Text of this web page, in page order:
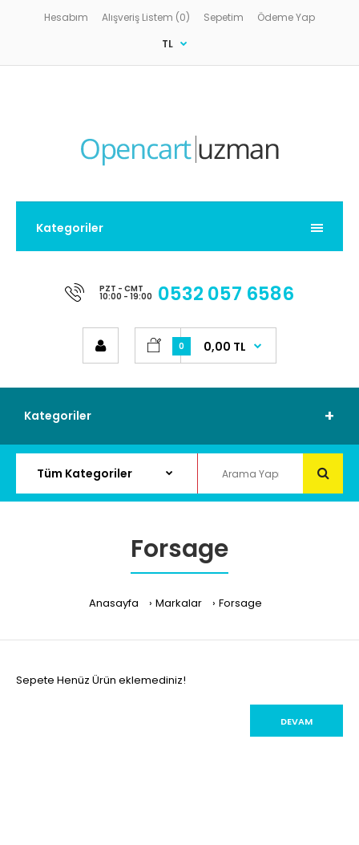
Hesabım Alışveriş Listem (0) Sepetim
Ödeme Yap
TL
Kategoriler
PZT - CMT
10:00 - 19:00 0532 057 6586
0 0,00 TL
Kategoriler
Forsage
Anasayfa Markalar Forsage
Sepete Henüz Ürün eklemediniz!
DEVAM